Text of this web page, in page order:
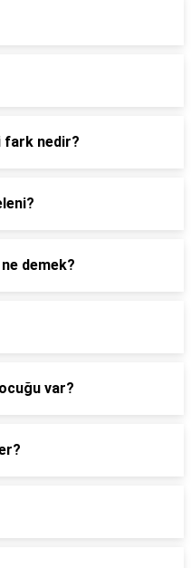
fark nedir?
demek?
var?